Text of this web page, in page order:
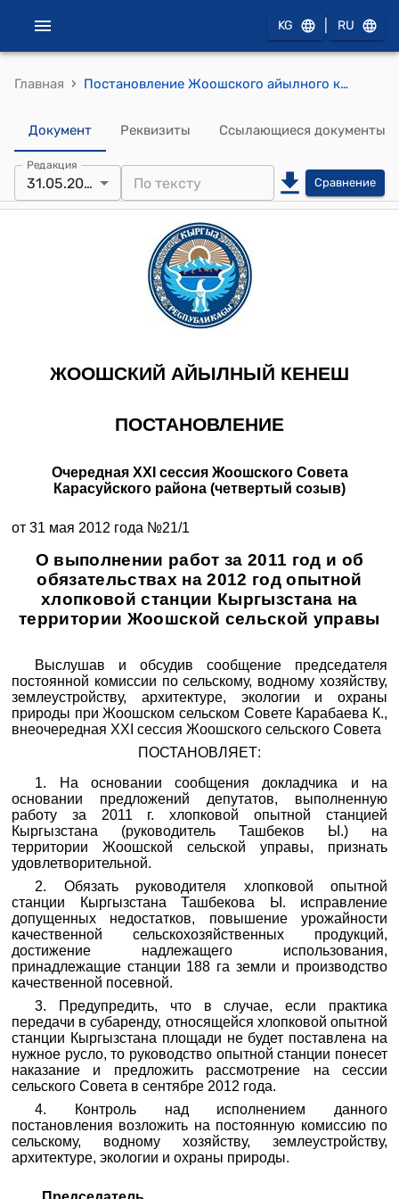
KG RU
Главная › Постановление Жоошского айылного кенеша от 31 мая 2012 года №21/1 "О выполнении работ за 2011 год и об обязательствах на 2012 год опытной хлопковой станции Кыргызстана на территории Жоошской сельской управы"
Документ Реквизиты Ссылающиеся документы
Редакция
31.05.2012 Сравнение